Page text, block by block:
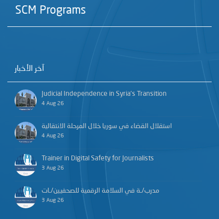
SCM Programs
آخر الأخبار
Judicial Independence in Syria’s Transition
4 Aug 26
استقلال القضاء في سوريا خلال المرحلة الانتقالية
4 Aug 26
Trainer in Digital Safety for Journalists
3 Aug 26
مدرب/ـة في السلامة الرقمية للصحفيين/ـات
3 Aug 26